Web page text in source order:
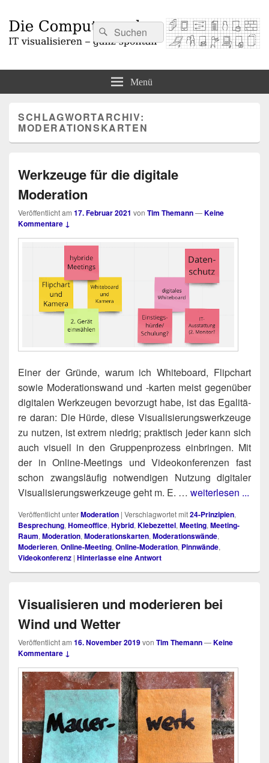
Suchen
nach:
Suchen
Menü
SCHLAGWORTARCHIV:
MODERATIONSKARTEN
Werkzeuge für die digitale
Moderation
Veröffentlicht am 17. Februar 2021 von Tim Themann—Keine
Kommentare ↓
Einer der Grün­de, war­um ich White­board, Flip­chart
sowie Mode­ra­ti­ons­wand und ‑kar­ten meist gegen­über
digi­ta­len Werk­zeu­gen bevor­zugt habe, ist das Ega­li­tä­
re dar­an: Die Hür­de, die­se Visua­li­sie­rungs­werk­zeu­ge
zu nut­zen, ist extrem nied­rig; prak­tisch jeder kann sich
auch visu­ell in den Grup­pen­pro­zess ein­brin­gen. Mit
der in Online-Mee­tings und Video­kon­fe­ren­zen fast
schon zwangs­läu­fig not­wen­di­gen Nut­zung digi­ta­ler
Visua­li­sie­rungs­werk­zeu­ge geht m. E. … weiterlesen ...
Veröffentlicht unterModeration | Verschlagwortet mit24-Prinzipien,
Besprechung, Homeoffice, Hybrid, Klebezettel, Meeting, Meeting-
Raum, Moderation, Moderationskarten, Moderationswände,
Moderieren, Online-Meeting, Online-Moderation, Pinnwände,
Videokonferenz | Hinterlasse eine Antwort
Visualisieren und moderieren bei
Wind und Wetter
Veröffentlicht am 16. November 2019von Tim Themann—Keine
Kommentare ↓